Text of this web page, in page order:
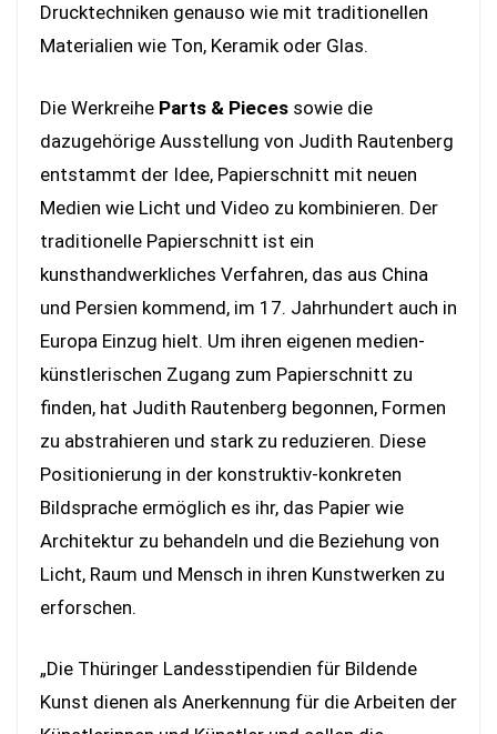
Drucktechniken genauso wie mit traditionellen
Materialien wie Ton, Keramik oder Glas.
Die Werkreihe Parts & Pieces sowie die
dazugehörige Ausstellung von Judith Rautenberg
entstammt der Idee, Papierschnitt mit neuen
Medien wie Licht und Video zu kombinieren. Der
traditionelle Papierschnitt ist ein
kunsthandwerkliches Verfahren, das aus China
und Persien kommend, im 17. Jahrhundert auch in
Europa Einzug hielt. Um ihren eigenen medien-
künstlerischen Zugang zum Papierschnitt zu
finden, hat Judith Rautenberg begonnen, Formen
zu abstrahieren und stark zu reduzieren. Diese
Positionierung in der konstruktiv-konkreten
Bildsprache ermöglich es ihr, das Papier wie
Architektur zu behandeln und die Beziehung von
Licht, Raum und Mensch in ihren Kunstwerken zu
erforschen.
„Die Thüringer Landesstipendien für Bildende
Kunst dienen als Anerkennung für die Arbeiten der